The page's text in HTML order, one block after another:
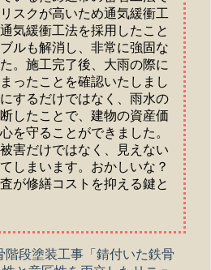
スクが高いため通気緩衝工
気緩衝工法を採用したこと
ルも解消し、非常に強固な
。施工完了後、大雨の際に
ったことを確認いたしまし
するだけではなく、雨水の
したことで、建物の資産価
を守ることができました。
害だけではなく、見えない
しまいます。おかしいな？
が修繕コストを抑える鍵と
段塗装工事「錆付いた鉄骨